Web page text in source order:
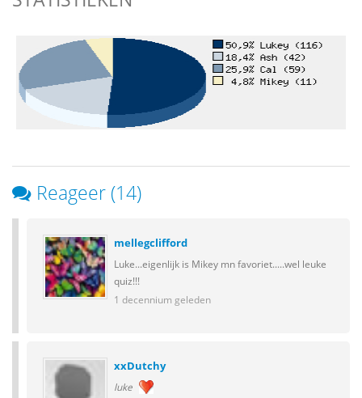
Reageer (14)
mellegclifford
Luke...eigenlijk is Mikey mn favoriet.....wel leuke
quiz!!!
1 decennium geleden
xxDutchy
luke